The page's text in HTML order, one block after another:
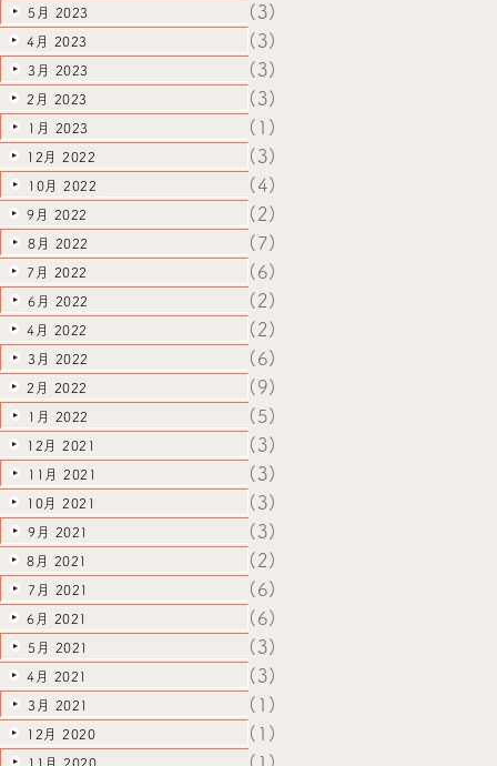
5月 2023 (3)
4月 2023 (3)
3月 2023 (3)
2月 2023 (3)
1月 2023 (1)
12月 2022 (3)
10月 2022 (4)
9月 2022 (2)
8月 2022 (7)
7月 2022 (6)
6月 2022 (2)
4月 2022 (2)
3月 2022 (6)
2月 2022 (9)
1月 2022 (5)
12月 2021 (3)
11月 2021 (3)
10月 2021 (3)
9月 2021 (3)
8月 2021 (2)
7月 2021 (6)
6月 2021 (6)
5月 2021 (3)
4月 2021 (3)
3月 2021 (1)
12月 2020 (1)
11月 2020 (1)